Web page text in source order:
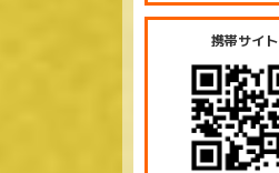
携帯サイト